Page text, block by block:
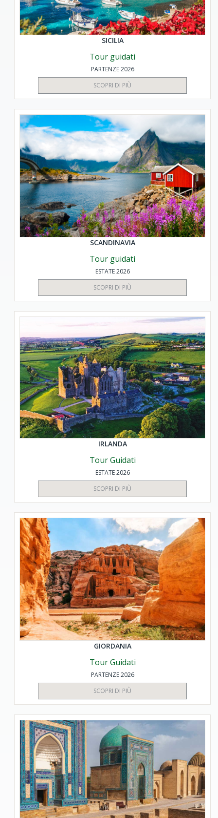
SICILIA
Tour guidati
PARTENZE 2026
SCOPRI DI PIÙ
SCANDINAVIA
Tour guidati
ESTATE 2026
SCOPRI DI PIÙ
IRLANDA
Tour Guidati
ESTATE 2026
SCOPRI DI PIÙ
GIORDANIA
Tour Guidati
PARTENZE 2026
SCOPRI DI PIÙ